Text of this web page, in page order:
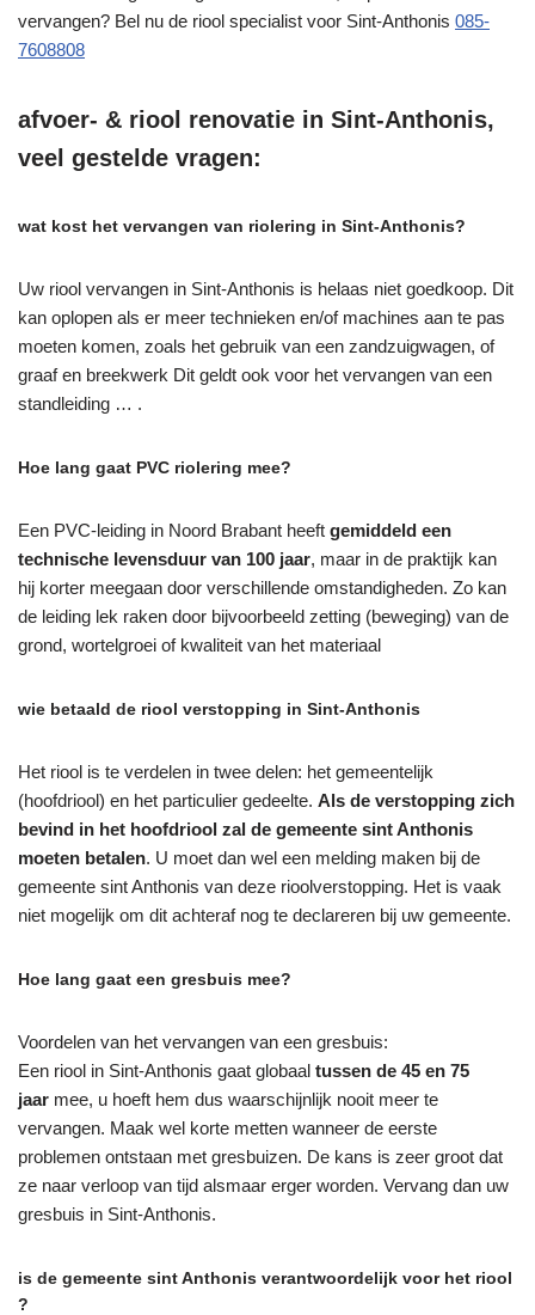
vervangen? Bel nu de riool specialist voor Sint-Anthonis 085-
7608808
afvoer- & riool renovatie in Sint-Anthonis,
veel gestelde vragen:
wat kost het vervangen van riolering in Sint-Anthonis?
Uw riool vervangen in Sint-Anthonis is helaas niet goedkoop. Dit
kan oplopen als er meer technieken en/of machines aan te pas
moeten komen, zoals het gebruik van een zandzuigwagen, of
graaf en breekwerk Dit geldt ook voor het vervangen van een
standleiding … .
Hoe lang gaat PVC riolering mee?
Een PVC-leiding in Noord Brabant heeft gemiddeld een
technische levensduur van 100 jaar, maar in de praktijk kan
hij korter meegaan door verschillende omstandigheden. Zo kan
de leiding lek raken door bijvoorbeeld zetting (beweging) van de
grond, wortelgroei of kwaliteit van het materiaal
wie betaald de riool verstopping in Sint-Anthonis
Het riool is te verdelen in twee delen: het gemeentelijk
(hoofdriool) en het particulier gedeelte. Als de verstopping zich
bevind in het hoofdriool zal de gemeente sint Anthonis
moeten betalen. U moet dan wel een melding maken bij de
gemeente sint Anthonis van deze rioolverstopping. Het is vaak
niet mogelijk om dit achteraf nog te declareren bij uw gemeente.
Hoe lang gaat een gresbuis mee?
Voordelen van het vervangen van een gresbuis:
Een riool in Sint-Anthonis gaat globaal tussen de 45 en 75
jaar mee, u hoeft hem dus waarschijnlijk nooit meer te
vervangen. Maak wel korte metten wanneer de eerste
problemen ontstaan met gresbuizen. De kans is zeer groot dat
ze naar verloop van tijd alsmaar erger worden. Vervang dan uw
gresbuis in Sint-Anthonis.
is de gemeente sint Anthonis verantwoordelijk voor het riool
?